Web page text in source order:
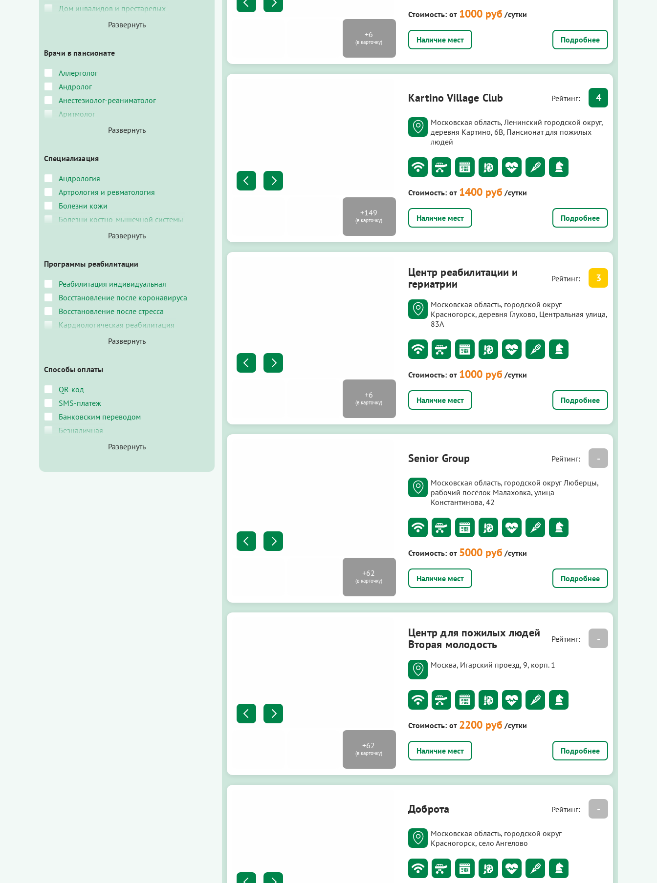
Стоимость: от 1000 руб /сутки
Подробнее
Kartino Village Club Рейтинг: 4
Московская область, Ленинский городской округ,
деревня Картино, 6В, Пансионат для пожилых
людей
Стоимость: от 1400 руб /сутки
Подробнее
Центр реабилитации и
гериатрии
Рейтинг: 3
Московская область, городской округ
Красногорск, деревня Глухово, Центральная улица,
83А
Стоимость: от 1000 руб /сутки
Подробнее
Senior Group Рейтинг: -
Московская область, городской округ Люберцы,
рабочий посёлок Малаховка, улица
Константинова, 42
Стоимость: от 5000 руб /сутки
Подробнее
Центр для пожилых людей
Вторая молодость
Рейтинг: -
Москва, Игарский проезд, 9, корп. 1
Стоимость: от 2200 руб /сутки
Подробнее
Доброта Рейтинг: -
Московская область, городской округ
Красногорск, село Ангелово
Дом инвалидов и престарелых
Врачи в пансионате
Аллерголог
Андролог
Анестезиолог-реаниматолог
Аритмолог
Специализация
Андрология
Артрология и ревматология
Болезни кожи
Болезни костно-мышечной системы
Программы реабилитации
Реабилитация индивидуальная
Восстановление после коронавируса
Восстановление после стресса
Кардиологическая реабилитация
Способы оплаты
QR-код
SMS-платеж
Банковским переводом
Безналичная